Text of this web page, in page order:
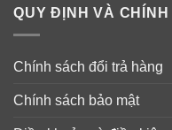
QUY ĐỊNH VÀ CHÍNH
Chính sách đổi trả hàng
Chính sách bảo mật